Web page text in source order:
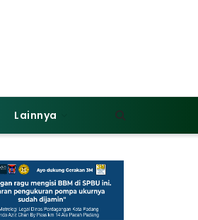
Lainnya